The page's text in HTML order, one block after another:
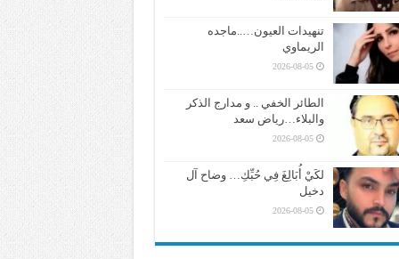
تنهيدات العيون…..ماجده
الريماوي
2026-08-05
الطائر الخفي .. و مدارج الذكر
والبلاء…رياض سعد
2026-08-05
لكَيْ أُبَالِغَ فِي حُبِّكِ… وضاح آل
دخيل
2026-08-05